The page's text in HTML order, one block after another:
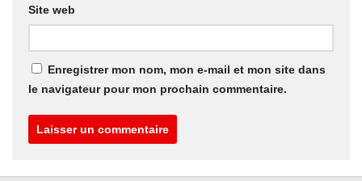
Site web
Enregistrer mon nom, mon e-mail et mon site dans
le navigateur pour mon prochain commentaire.